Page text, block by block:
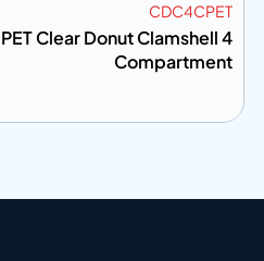
CDC4CPET
PET Clear Donut Clamshell 4
Compartment